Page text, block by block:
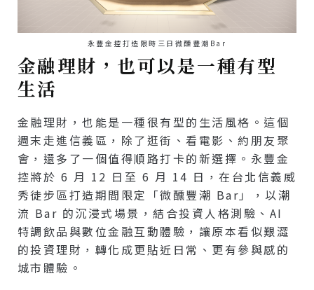
永豐金控打造限時三日微醺豐潮Bar
金融理財，也可以是一種有型
生活
金融理財，也能是一種很有型的生活風格。這個
週末走進信義區，除了逛街、看電影、約朋友聚
會，還多了一個值得順路打卡的新選擇。永豐金
控將於 6 月 12 日至 6 月 14 日，在台北信義威
秀徒步區打造期間限定「微醺豐潮 Bar」，以潮
流 Bar 的沉浸式場景，結合投資人格測驗、AI
特調飲品與數位金融互動體驗，讓原本看似艱澀
的投資理財，轉化成更貼近日常、更有參與感的
城市體驗。